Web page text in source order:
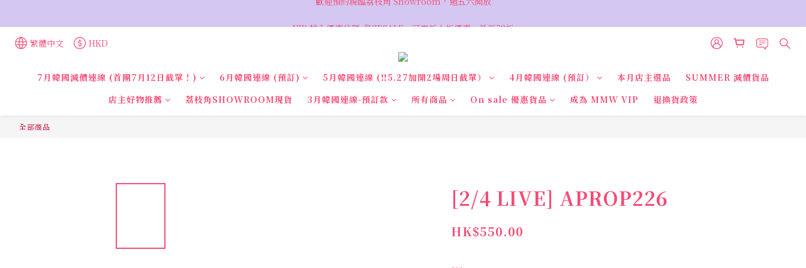
繁體中文 HKD
7月韓國減價連線 (首團7月12日截單！) 6月韓國連線 (預訂) 5月韓國連線 (‼️5.27加開2場周日截單） 4月韓國連線 (預訂） 本月店主選品
SUMMER 減價貨品
店主好物推薦
荔枝角SHOWROOM現貨 3月韓國連線-預訂款 所有商品 On sale 優惠貨品 成為 MMW VIP 退換貨政策
全部商品
[2/4 LIVE] APROP226
HK$550.00